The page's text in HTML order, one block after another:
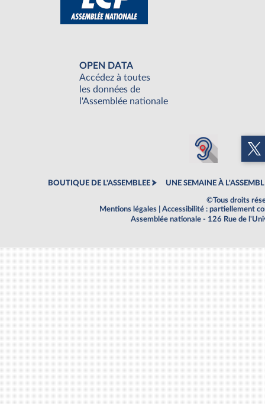
OPEN DATA
Accédez à toutes
les données de
l'Assemblée nationale
BOUTIQUE DE L'ASSEMBLEE UNE SEMAINE À
©Tous droits
Mentions légales
Accessibilité : partiellement
Assemblée nationale - 126 Rue de